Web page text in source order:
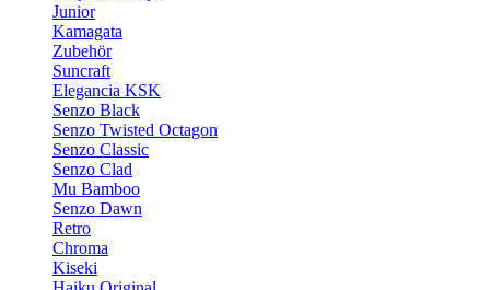
Junior
Kamagata
Zubehör
Suncraft
Elegancia KSK
Senzo Black
Senzo Twisted Octagon
Senzo Classic
Senzo Clad
Mu Bamboo
Senzo Dawn
Retro
Chroma
Kiseki